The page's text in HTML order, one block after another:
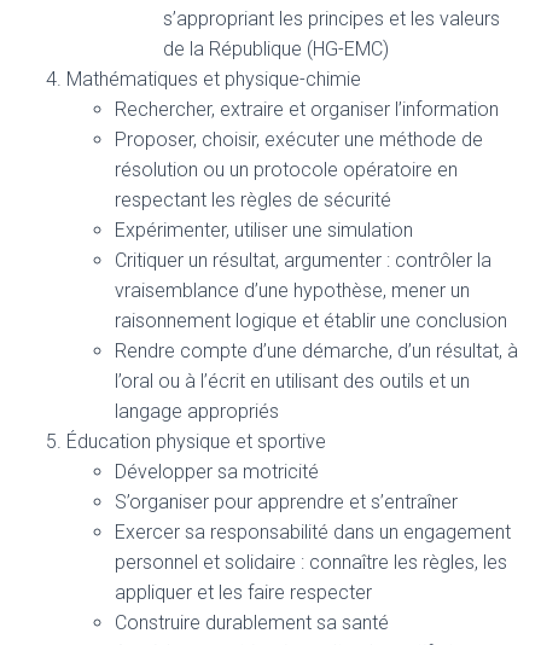
s’appropriant les principes et les valeurs
de la République (HG-EMC)
Mathématiques et physique-chimie
Rechercher, extraire et organiser l’information
Proposer, choisir, exécuter une méthode de
résolution ou un protocole opératoire en
respectant les règles de sécurité
Expérimenter, utiliser une simulation
Critiquer un résultat, argumenter : contrôler la
vraisemblance d’une hypothèse, mener un
raisonnement logique et établir une conclusion
Rendre compte d’une démarche, d’un résultat, à
l’oral ou à l’écrit en utilisant des outils et un
langage appropriés
Éducation physique et sportive
Développer sa motricité
S’organiser pour apprendre et s’entraîner
Exercer sa responsabilité dans un engagement
personnel et solidaire : connaître les règles, les
appliquer et les faire respecter
Construire durablement sa santé